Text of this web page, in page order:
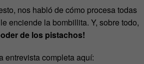
nos habló de cómo procesa todas
enciende la bombillita. Y, sobre todo,
de los pistachos!
entrevista completa aquí: